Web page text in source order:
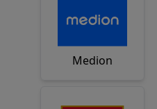
Medion